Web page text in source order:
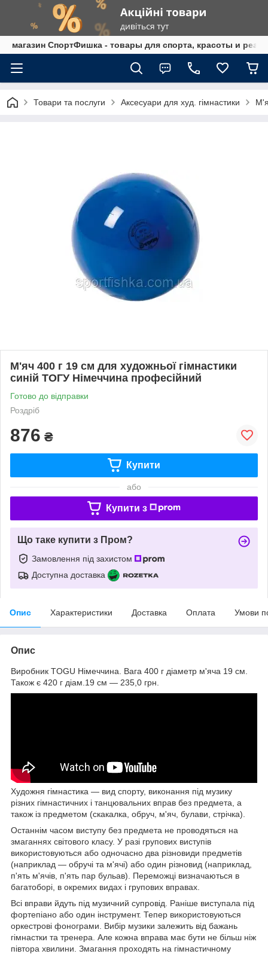
магазин СпортФишка - товары для спорта, красоты и
Товари та послуги Аксесуари для худ. гімнастики
М'яч 400 г 19 см для художньої гімнастики
синій ТОГУ Німеччина професійний
Готово до відправки
Роздріб
876 ₴
Купити
або
Купити з
Що таке купити з Пром?
Замовлення під захистом
Доступна доставка
Опис Характеристики Доставка Оплата Умови
Опис
Виробник TOGU Німеччина. Вага 400 г діаметр м'яча 19 см.
Також є 420 г діам.19 см — 235,0 грн.
Художня гімнастика — вид спорту, виконання під музику
різних гімнастичних і танцювальних вправ без предмета, а
також із предметом (скакалка, обруч, м'яч, булави, стрічка).
Останнім часом виступу без предмета не проводяться на
змаганнях світового класу. У разі групових виступів
використовуються або одночасно два різновиди предметів
(наприклад — обручі та м'ячі) або один різновид (наприклад,
п'ять м'ячів, п'ять пар бульав). Переможці визначаються в
багатоборі, в окремих видах і групових вправах.
Всі вправи йдуть під музичний супровід. Раніше виступала під
фортепіано або один інструмент. Тепер використовуються
оркестрові фонограми. Вибір музики залежить від бажань
гімнастки та тренера. Але кожна вправа має бути не більш ніж
півтора хвилини. Змагання проходять на гімнастичному